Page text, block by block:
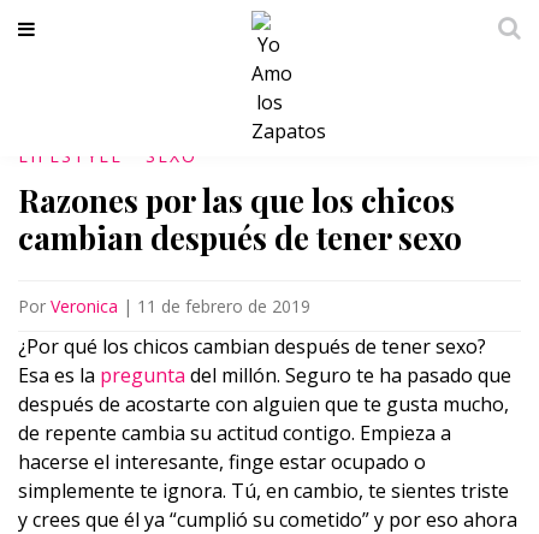
LIFESTYLE SEXO
Razones por las que los chicos
cambian después de tener sexo
Por Veronica | 11 de febrero de 2019
¿Por qué los chicos cambian después de tener sexo?
Esa es la pregunta del millón. Seguro te ha pasado que
después de acostarte con alguien que te gusta mucho,
de repente cambia su actitud contigo. Empieza a
hacerse el interesante, finge estar ocupado o
simplemente te ignora. Tú, en cambio, te sientes triste
y crees que él ya “cumplió su cometido” y por eso ahora